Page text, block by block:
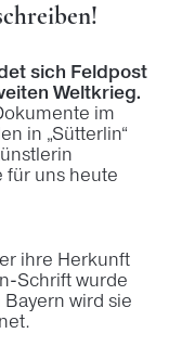
sich Feldpost
Weltkrieg.
im
in „Sütterlin“
für uns heute
ihre Herkunft
Schrift wurde
wird sie